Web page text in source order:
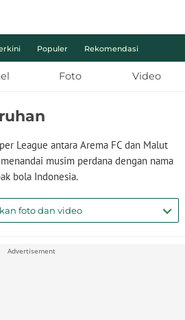
Populer Rekomendasi
Foto Video
League antara Arema FC dan Malut
musim perdana dengan nama
bola Indonesia.
foto dan video
Advertisement